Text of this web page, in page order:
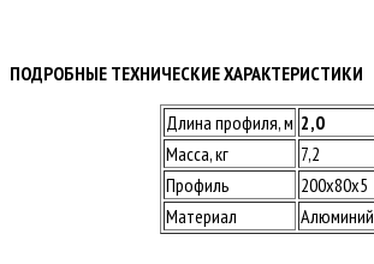
ПОДРОБНЫЕ ТЕХНИЧЕСКИЕ ХАРАКТЕРИСТИКИ
Длина профиля, м 2,0
Масса, кг
7,2
Профиль
200х80х5
Материал
Алюминий